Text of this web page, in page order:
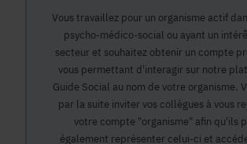
Vous travaillez pour un organisme actif
psycho-médico-social ou ayant un
secteur et souhaitez obtenir un compte
vous permettant d'interagir sur notre
Guide Social au nom de votre organisme.
par la suite inviter vos collègues à vous
votre compte "organisme" afin qu'ils
également représenter celui-ci et